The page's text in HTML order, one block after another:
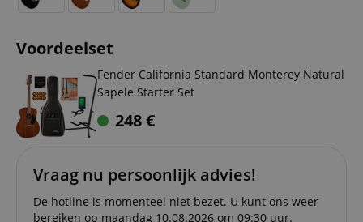
Voordeelset
Fender California Standard Monterey Natural
Sapele Starter Set
248€
Vraag nu persoonlijk advies!
De hotline is momenteel niet bezet. U kunt ons weer
bereiken op maandag 10.08.2026 om 09:30 uur.